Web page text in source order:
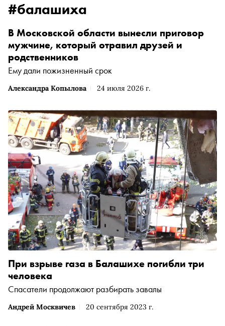
#балашиха
Александра Копылова 24 июля 2026 г.
В Московской области вынесли приговор
мужчине, который отравил друзей и
родственников
Ему дали пожизненный срок
Андрей Москвичев 20 сентября 2023 г.
При взрыве газа в Балашихе погибли три
человека
Спасатели продолжают разбирать завалы